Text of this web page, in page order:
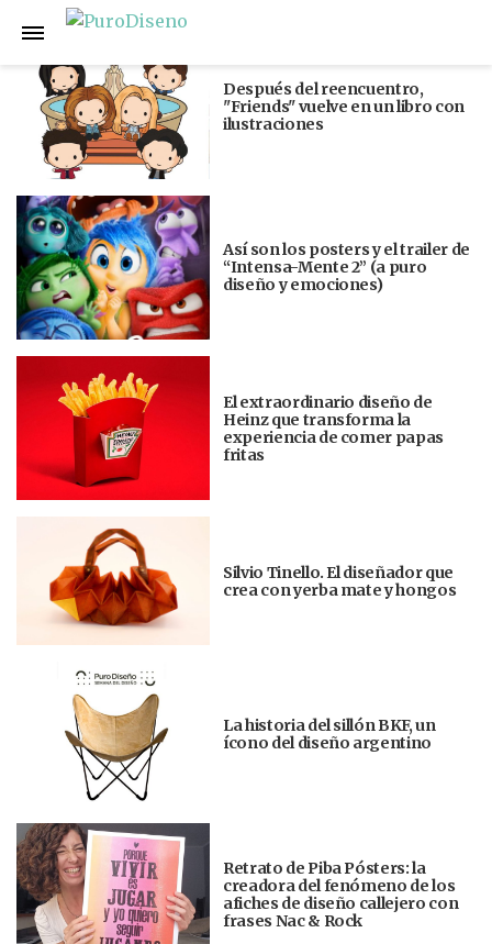
Anterior
Después del reencuentro,
"Friends" vuelve en un libro con
ilustraciones
Así son los posters y el trailer de
“Intensa-Mente 2” (a puro
diseño y emociones)
El extraordinario diseño de
Heinz que transforma la
experiencia de comer papas
fritas
Silvio Tinello. El diseñador que
crea con yerba mate y hongos
La historia del sillón BKF, un
ícono del diseño argentino
Retrato de Piba Pósters: la
creadora del fenómeno de los
afiches de diseño callejero con
frases Nac & Rock
Siguiente